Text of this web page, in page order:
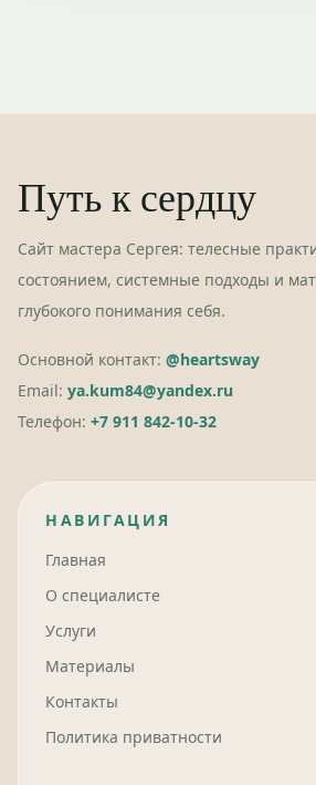
Путь к сердцу
Сайт мастера Сергея: телесные
состоянием, системные подходы и
глубокого понимания себя.
Основной контакт: @heartsway
Email: ya.kum84@yandex.ru
Телефон: +7 911 842-10-32
НАВИГАЦИЯ
Главная
О специалисте
Услуги
Материалы
Контакты
Политика приватности